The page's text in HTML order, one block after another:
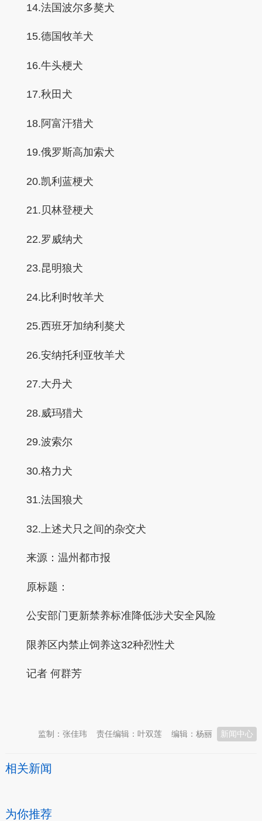
14.法国波尔多獒犬
15.德国牧羊犬
16.牛头梗犬
17.秋田犬
18.阿富汗猎犬
19.俄罗斯高加索犬
20.凯利蓝梗犬
21.贝林登梗犬
22.罗威纳犬
23.昆明狼犬
24.比利时牧羊犬
25.西班牙加纳利獒犬
26.安纳托利亚牧羊犬
27.大丹犬
28.威玛猎犬
29.波索尔
30.格力犬
31.法国狼犬
32.上述犬只之间的杂交犬
来源：温州都市报
原标题：
公安部门更新禁养标准降低涉犬安全风险
限养区内禁止饲养这32种烈性犬
记者 何群芳
新闻中心
编辑：杨丽
责任编辑：叶双莲
监制：张佳玮
相关新闻
为你推荐